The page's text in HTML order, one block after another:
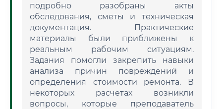
подробно разобраны акты
обследования, сметы и техническая
документация. Практические
материалы были приближены к
реальным рабочим ситуациям.
Задания помогли закрепить навыки
анализа причин повреждений и
определения стоимости ремонта. В
некоторых расчетах возникли
вопросы, которые преподаватель